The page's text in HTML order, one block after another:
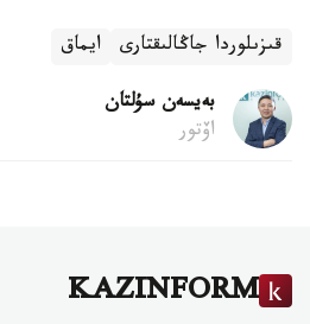
قىزىلوردا جاڭالىقتارى ايماق
بەيسەن سۇلتان
اۆتور
KAZINFORM